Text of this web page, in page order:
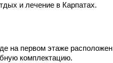
и лечение в Карпатах.
на первом этаже расположен
комплектацию.